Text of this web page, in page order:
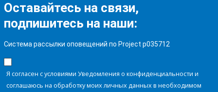
Оставайтесь на связи,
подпишитесь на наши:
Система рассылки оповещений по Project p035712
Я согласен с условиями Уведомления о конфиденциальности и
соглашаюсь на обработку моих личных данных в необходимом